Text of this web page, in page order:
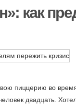
как
пиццерию во
двадцать.